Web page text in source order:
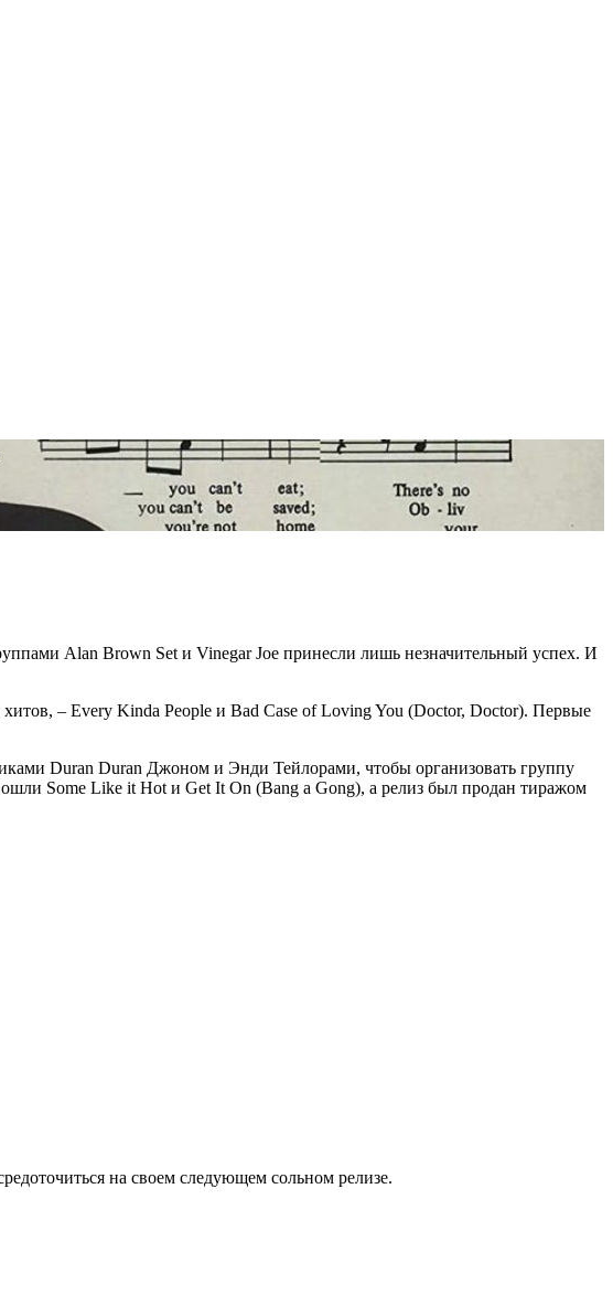
Alan Brown Set и Vinegar Joe принесли лишь незначительный успех. И
– Every Kinda People и Bad Case of Loving You (Doctor, Doctor). Первые
Duran Duran Джоном и Энди Тейлорами, чтобы организовать группу
Some Like it Hot и Get It On (Bang a Gong), а релиз был продан тиражом
на своем следующем сольном релизе.